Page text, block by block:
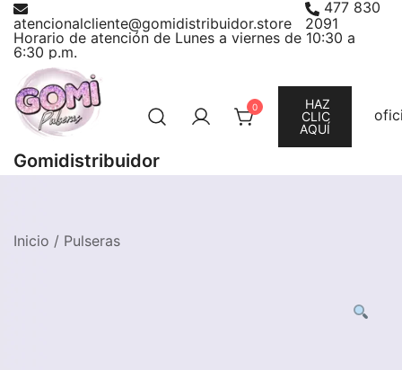
Saltar
contenido
atencionalcliente@gomidistribuidor.store
477 830
2091
Horario de atención de Lunes a viernes de 10:30 a
6:30 p.m.
Gomidistribuidor
0
HAZ
CLIC
AQUÍ
Inicio / Pulseras